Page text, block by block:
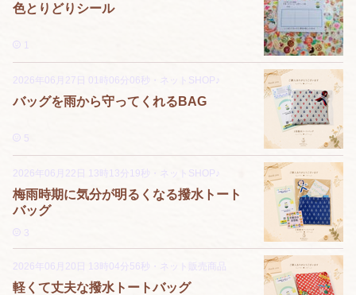
色とりどりシール
1
2026年06月27日 01時06分06秒 ・ ネットSHOP♪
バッグを雨から守ってくれるBAG
5
2026年06月22日 13時13分19秒 ・ ネットSHOP♪
梅雨時期に気分が明るくなる撥水トート
バッグ
3
2026年06月20日 13時04分56秒 ・ ネット販売商品
軽くて丈夫な撥水トートバッグ